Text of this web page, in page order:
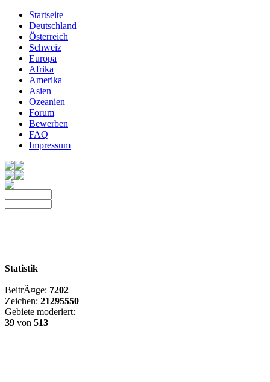
Startseite
Deutschland
Österreich
Schweiz
Europa
Afrika
Amerika
Asien
Ozeanien
Forum
Bewerben
FAQ
Impressum
Statistik
BeitrÃ¤ge: 7202
Zeichen: 21295550
Gebiete moderiert:
39 von 513